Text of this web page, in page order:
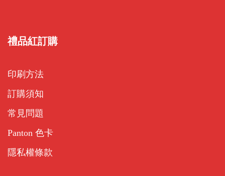
禮品紅訂購
印刷方法
訂購須知
常見問題
Panton 色卡
隱私權條款